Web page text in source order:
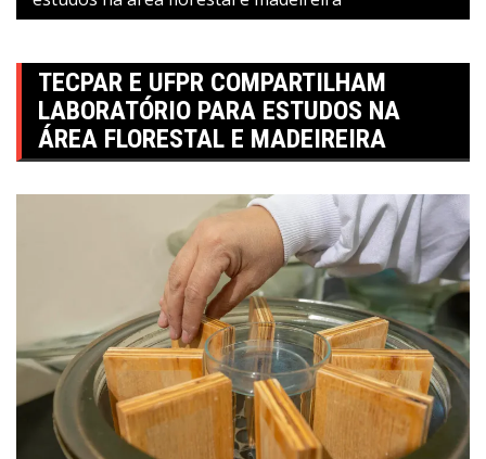
TECPAR E UFPR COMPARTILHAM
LABORATÓRIO PARA ESTUDOS NA
ÁREA FLORESTAL E MADEIREIRA